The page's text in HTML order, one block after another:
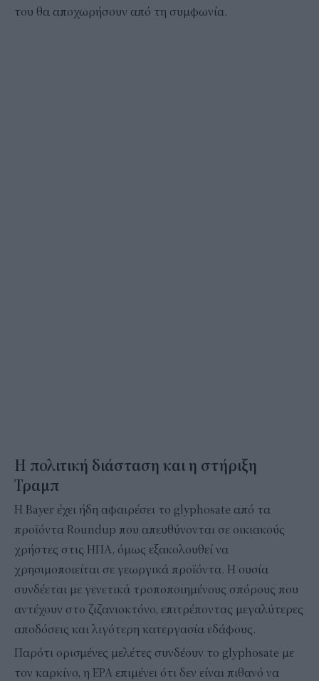
του θα αποχωρήσουν από τη συμφωνία.
Η πολιτική διάσταση και η στήριξη
Τραμπ
Η Bayer έχει ήδη αφαιρέσει το glyphosate από τα
προϊόντα Roundup που απευθύνονται σε οικιακούς
χρήστες στις ΗΠΑ, όμως εξακολουθεί να
χρησιμοποιείται σε γεωργικά προϊόντα. Η ουσία
συνδέεται με γενετικά τροποποιημένους σπόρους που
αντέχουν στο ζιζανιοκτόνο, επιτρέποντας μεγαλύτερες
αποδόσεις και λιγότερη κατεργασία εδάφους.
Παρότι ορισμένες μελέτες συνδέουν το glyphosate με
τον καρκίνο, η EPA επιμένει ότι δεν είναι πιθανό να